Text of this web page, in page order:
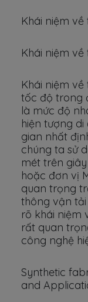
Khái niệm
Khái niệm
Khái niệm
tốc độ trong
là mức độ
hiện tượng
gian nhất
chúng ta sử
mét trên
hoặc đơn vị
quan trọng
thông vận
rõ khái niệm
rất quan
công nghệ
Synthetic
and